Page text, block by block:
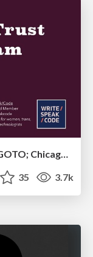
Refactoring Trust on Your Teams (GOTO; Chicago 2020)
35 3.7k